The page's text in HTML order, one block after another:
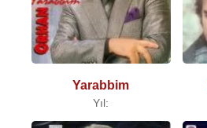
Yarabbim
Yıl: